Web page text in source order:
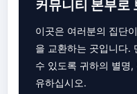
커뮤니티 본부로
이곳은 여러분의 집단
을 교환하는 곳입니다.
수 있도록 귀하의 별명
유하십시오.